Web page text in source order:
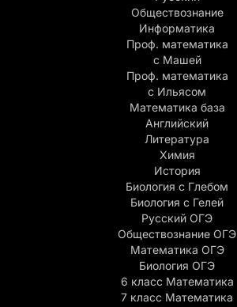
Обществознание
Информатика
Проф. математика
с Машей
Проф. математика
c Ильясом
Математика база
Английский
Литература
Химия
История
Биология с Глебом
Биология с Гелей
Русский ОГЭ
Обществознание ОГЭ
Математика ОГЭ
Биология ОГЭ
6 класс Математика
7 класс Математика